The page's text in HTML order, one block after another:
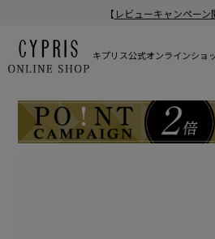
【 レビューキャンペーン
キプリス公式オンラインショ